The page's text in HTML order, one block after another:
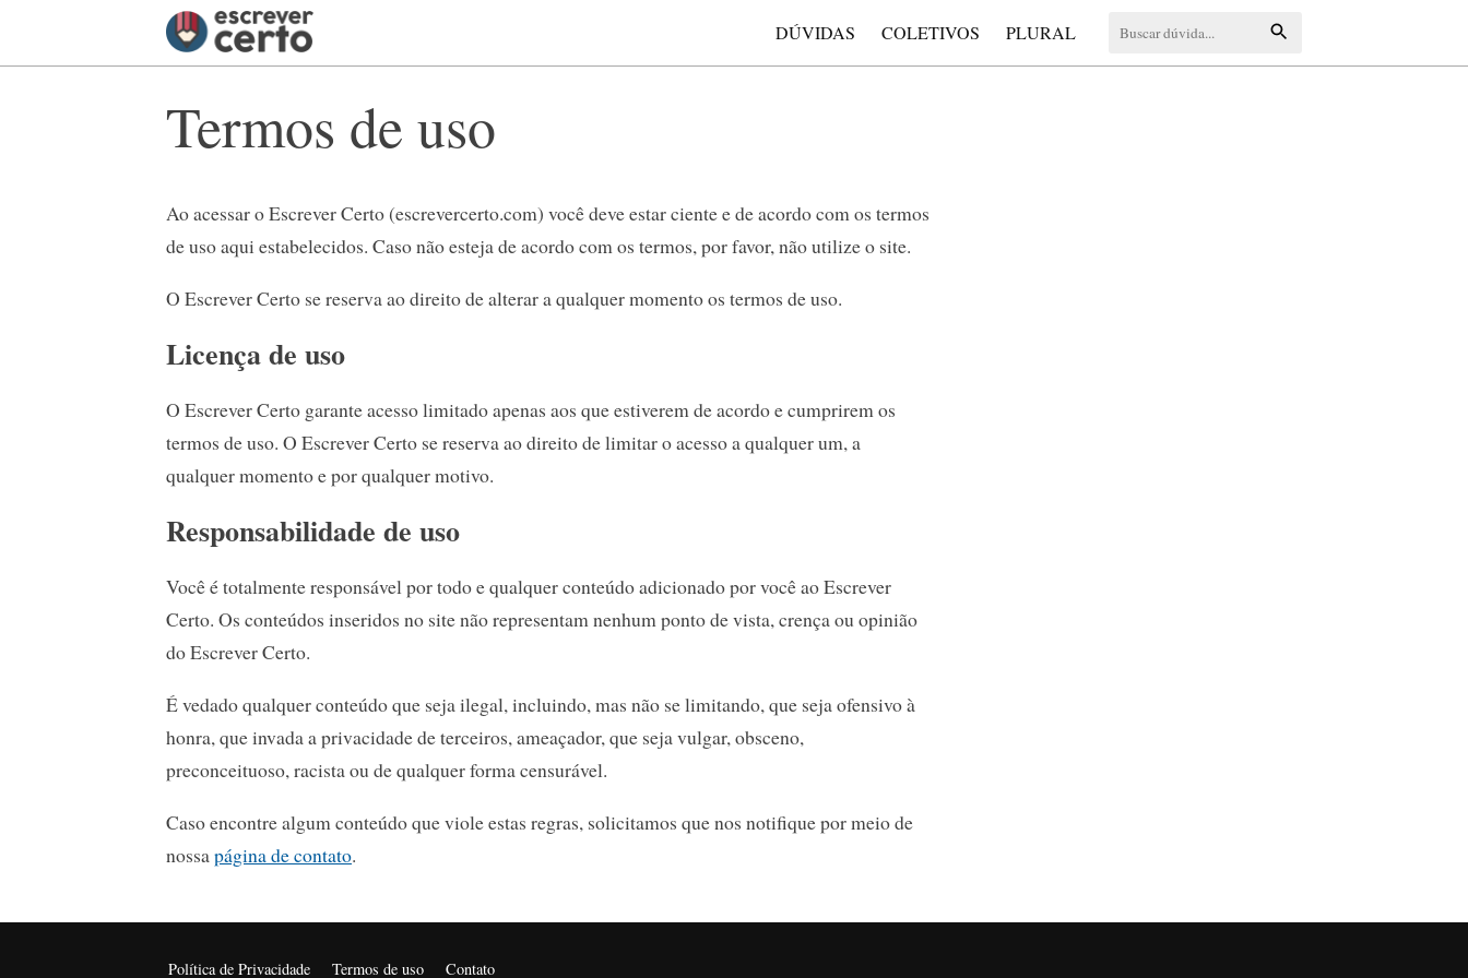
DÚVIDAS COLETIVOS PLURAL
Termos de uso
Ao acessar o Escrever Certo (escrevercerto.com) você deve estar ciente e de acordo com os termos
de uso aqui estabelecidos. Caso não esteja de acordo com os termos, por favor, não utilize o site.
O Escrever Certo se reserva ao direito de alterar a qualquer momento os termos de uso.
Licença de uso
O Escrever Certo garante acesso limitado apenas aos que estiverem de acordo e cumprirem os
termos de uso. O Escrever Certo se reserva ao direito de limitar o acesso a qualquer um, a
qualquer momento e por qualquer motivo.
Responsabilidade de uso
Você é totalmente responsável por todo e qualquer conteúdo adicionado por você ao Escrever
Certo. Os conteúdos inseridos no site não representam nenhum ponto de vista, crença ou opinião
do Escrever Certo.
É vedado qualquer conteúdo que seja ilegal, incluindo, mas não se limitando, que seja ofensivo à
honra, que invada a privacidade de terceiros, ameaçador, que seja vulgar, obsceno,
preconceituoso, racista ou de qualquer forma censurável.
Caso encontre algum conteúdo que viole estas regras, solicitamos que nos notifique por meio de
nossa página de contato.
Política de Privacidade Termos de uso Contato